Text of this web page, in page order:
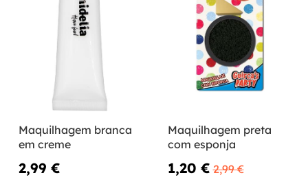
Maquilhagem branca
em creme
2,99 €
Maquilhagem preta
com esponja
1,20 € 2,99 €